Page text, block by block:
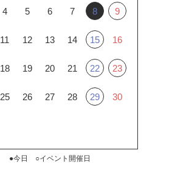
4 5 6 7 8 9
11 12 13 14 15 16
18 19 20 21 22 23
25 26 27 28 29 30
●今日 ○イベント開催日